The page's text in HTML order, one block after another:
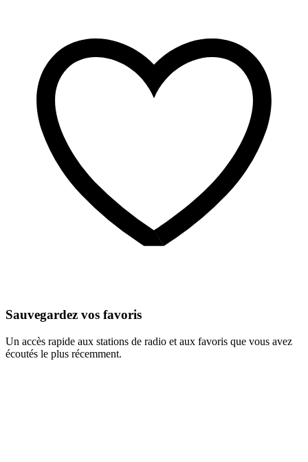
Sauvegardez vos favoris
Un accès rapide aux stations de radio et aux favoris que vous avez
écoutés le plus récemment.